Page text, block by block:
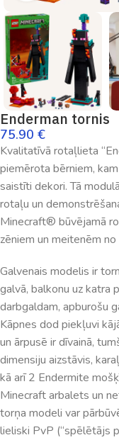
Enderman tornis
75.90 €
Kvalitatīvā rotaļlieta
piemērota bērniem,
saistīti dekori. Tā
rotaļu un
Minecraft® būvējamā
zēniem un meitenēm
Galvenais modelis ir
galvā, balkonu uz katra
darbgaldam, apburošu
Kāpnes dod piekļuvi
un ārpusē ir dīvainā,
dimensiju aizstāvis,
kā arī 2 Endermite
Minecraft arbalets un
torņa modeli var
lieliski PvP (“spēlētājs